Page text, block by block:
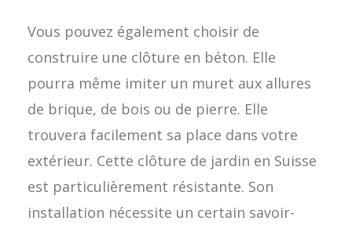
Vous pouvez également choisir de
construire une clôture en béton. Elle
pourra même imiter un muret aux allures
de brique, de bois ou de pierre. Elle
trouvera facilement sa place dans votre
extérieur. Cette clôture de jardin en Suisse
est particulièrement résistante. Son
installation nécessite un certain savoir-